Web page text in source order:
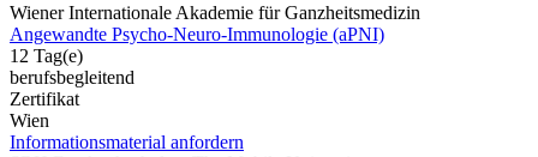
Wiener Internationale Akademie für Ganzheitsmedizin
Angewandte Psycho-Neuro-Immunologie (aPNI)
12 Tag(e)
berufsbegleitend
Zertifikat
Wien
Informationsmaterial anfordern